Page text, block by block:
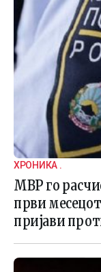
ХРОНИКА .
МВР го
први
пријави